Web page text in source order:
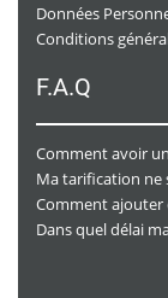
Données
F.A.Q